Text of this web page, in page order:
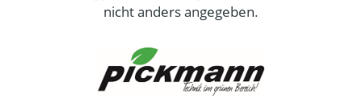
nicht anders angegeben.